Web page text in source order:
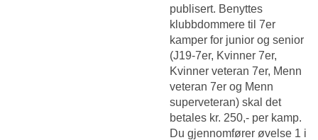
publisert. Benyttes
klubbdommere til 7er
kamper for junior og senior
(J19-7er, Kvinner 7er,
Kvinner veteran 7er, Menn
veteran 7er og Menn
superveteran) skal det
betales kr. 250,- per kamp.
Du gjennomfører øvelse 1 i